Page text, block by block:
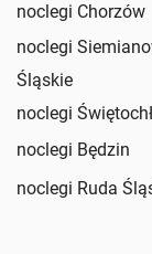
noclegi Chorzów
noclegi
Śląskie
noclegi
noclegi Będzin
noclegi Ruda